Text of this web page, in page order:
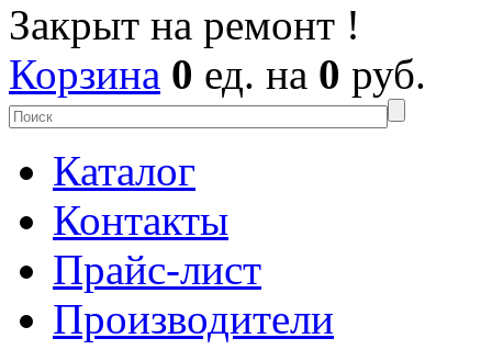
Закрыт на ремонт !
Корзина 0 ед. на 0 руб.
Каталог
Контакты
Прайс-лист
Производители